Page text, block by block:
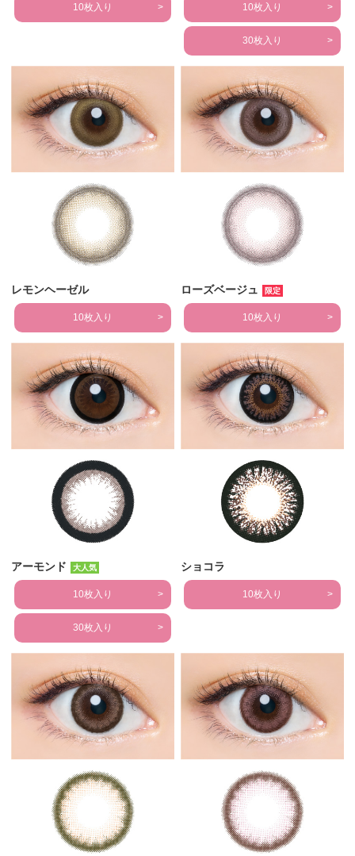
10枚入り 10枚入り
30枚入り
レモンヘーゼル
10枚入り
ローズベージュ 限定
10枚入り
アーモンド 大人気
10枚入り
30枚入り
ショコラ
10枚入り